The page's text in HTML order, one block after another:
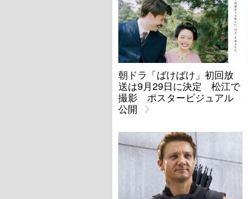
朝ドラ「ばけばけ」初回放
送は9月29日に決定 松江で
撮影 ポスタービジュアル
公開